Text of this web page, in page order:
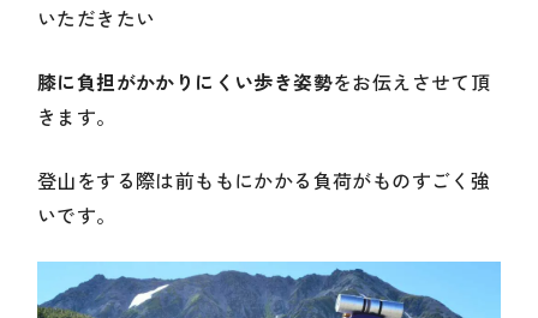
いただきたい
膝に負担がかかりにくい歩き姿勢をお伝えさせて頂
きます。
登山をする際は前ももにかかる負荷がものすごく強
いです。